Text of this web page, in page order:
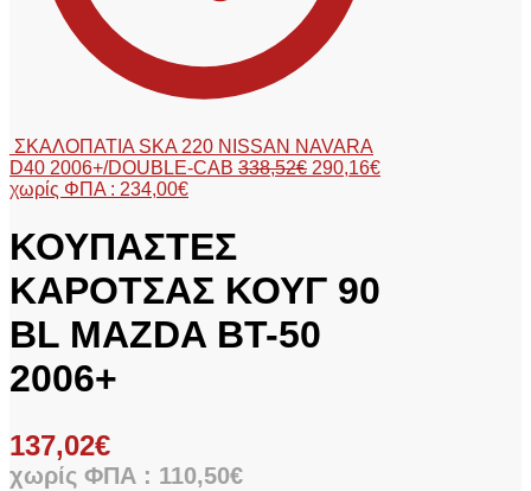
ΣΚΑΛΟΠΑΤΙΑ SKA 220 NISSAN NAVARA
D40 2006+/DOUBLE-CAB 338,52€ 290,16€
χωρίς ΦΠΑ : 234,00€
ΚΟΥΠΑΣΤΕΣ
ΚΑΡΟΤΣΑΣ ΚΟΥΓ 90
BL MAZDA BT-50
2006+
137,02€
χωρίς ΦΠΑ : 110,50€